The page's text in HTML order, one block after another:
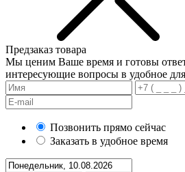
Предзаказ товара
Мы ценим Ваше время и готовы
интересующие вопросы в удобное
Позвонить прямо сейчас
Заказать в удобное время